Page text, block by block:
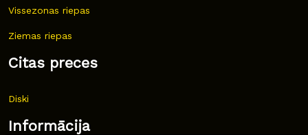
Vissezonas riepas
Ziemas riepas
Citas preces
Diski
Informācija